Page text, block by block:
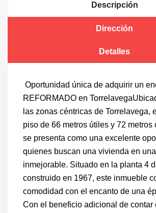
Descripción
Dirección
Detalles
Oportunidad única de adquirir un
REFORMADO en
las zonas céntricas de Torrelavega,
piso de 66 metros útiles y 72 metros
se presenta como una excelente
quienes buscan una vivienda en
inmejorable. Situado en la planta 4
construido en 1967, este inmueble
comodidad con el encanto de una
Con el beneficio adicional de contar